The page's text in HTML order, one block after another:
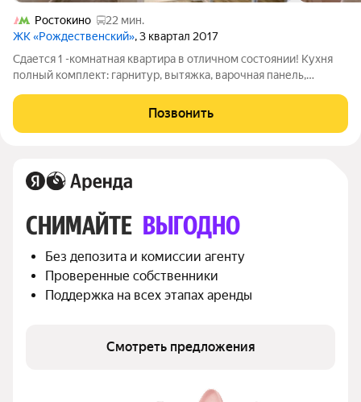
Ростокино
22 мин.
ЖК «Рождественский», 3 квартал 2017
Сдается 1 -комнатная квартира в отличном состоянии! Кухня
полный комплект: гарнитур, вытяжка, варочная панель,
Из кухни выход на лоджию. Комната 20 кв. м. Шикарный жилой
комплекс с огороженной
Позвонить
СНИМАЙТЕ ВЫГОДНО
Без депозита и комиссии агенту
Проверенные собственники
Поддержка на всех этапах аренды
Смотреть предложения